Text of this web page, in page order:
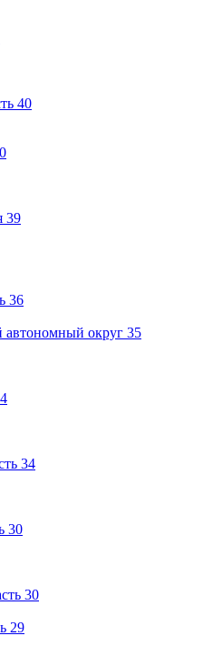
40
39
36
округ 35
34
30
30
29